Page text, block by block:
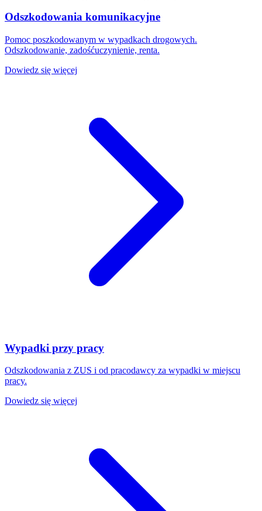
Odszkodowania komunikacyjne
Pomoc poszkodowanym w wypadkach drogowych.
Odszkodowanie, zadośćuczynienie, renta.
Dowiedz się więcej
Wypadki przy pracy
Odszkodowania z ZUS i od pracodawcy za wypadki w miejscu
pracy.
Dowiedz się więcej